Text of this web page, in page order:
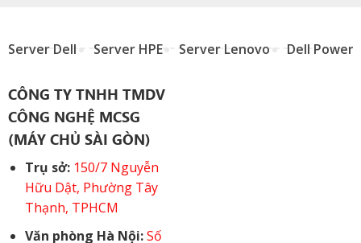
Server Dell Server HPE Server Lenovo Dell
CÔNG TY TNHH TMDV
CÔNG NGHỆ MCSG
(MÁY CHỦ SÀI GÒN)
Trụ sở: 150/7 Nguyễn
Hữu Dật, Phường Tây
Thạnh, TPHCM
Văn phòng Hà Nội: Số